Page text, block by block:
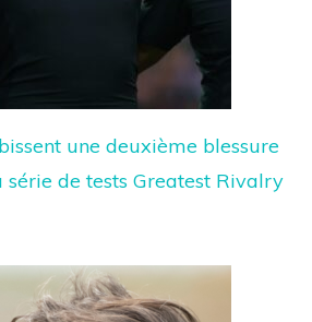
une deuxième blessure
de tests Greatest Rivalry